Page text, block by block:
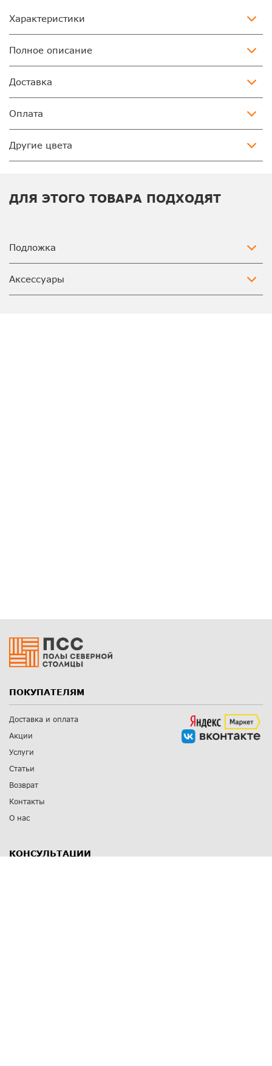
Характеристики
Полное описание
Доставка
Оплата
Другие цвета
ДЛЯ ЭТОГО ТОВАРА ПОДХОДЯТ
Подложка
Аксессуары
ПОКУПАТЕЛЯМ
Доставка и оплата
Акции
Услуги
Статьи
Возврат
Контакты
О нас
КОНСУЛЬТАЦИИ